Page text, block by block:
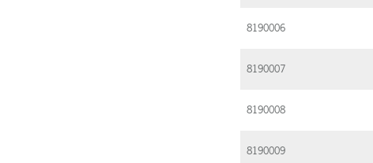
8190006
8190007
8190008
8190009